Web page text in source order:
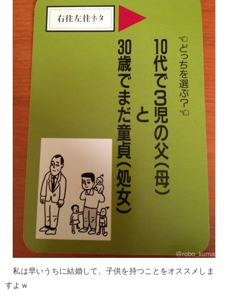
私は早いうちに結婚して、子供を持つことをオススメしま
すよｗ